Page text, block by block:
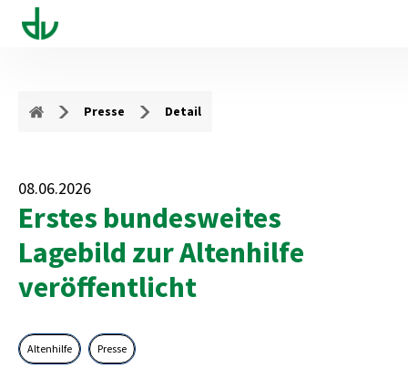
Presse Detail
08.06.2026
Erstes bundesweites
Lagebild zur Altenhilfe
veröffentlicht
Altenhilfe Presse